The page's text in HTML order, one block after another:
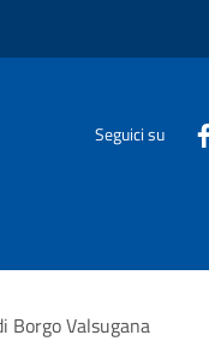
Seguici su
Borgo Valsugana